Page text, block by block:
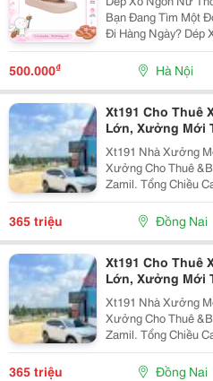
Bạn Đang Tìm Một
Đi Hàng Ngày? Dép
Cho Những Ngày Đi
500.000₫ Hà Nội
Xt191 Cho Thuê
Lớn, Xưởng Mới
Sx
Xt191 Nhà Xưởng
Xưởng Cho Thuê &Bull; Kết Cấu Xưởng: Khung Thép
Zamil. Tổng Chiều
4700M2 ( 42M X 112M ) &Bull; Dt Nx Sản Xuất
365 triệu Đồng Nai
Xt191 Cho Thuê
Lớn, Xưởng Mới
Sx
Xt191 Nhà Xưởng
Xưởng Cho Thuê &Bull; Kết Cấu Xưởng: Khung Thép
Zamil. Tổng Chiều
4700M2 ( 42M X 112M ) &Bull; Dt Nx Sản Xuất
365 triệu Đồng Nai